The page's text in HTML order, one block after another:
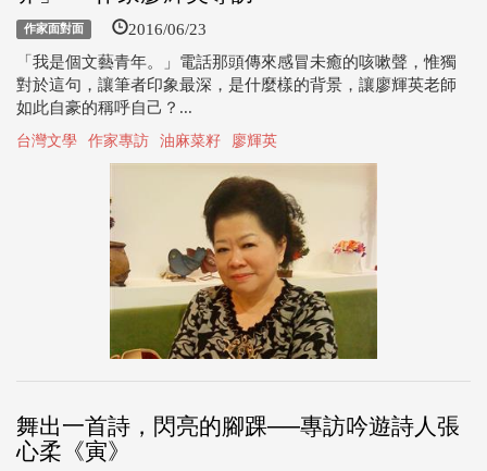
作家面對面 2016/06/23
「我是個文藝青年。」電話那頭傳來感冒未癒的咳嗽聲，惟獨
對於這句，讓筆者印象最深，是什麼樣的背景，讓廖輝英老師
如此自豪的稱呼自己？...
台灣文學 作家專訪 油麻菜籽 廖輝英
舞出一首詩，閃亮的腳踝──專訪吟遊詩人張
心柔《寅》